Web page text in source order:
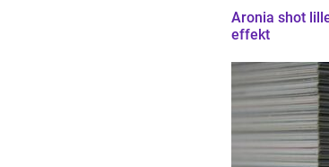
Aronia shot lille dosis, stor
effekt